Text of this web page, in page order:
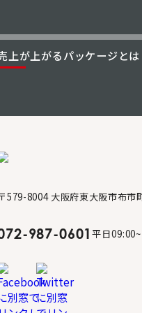
上が上がるパッケージとは
579-8004 大阪府東大阪市布市
987-0601平日